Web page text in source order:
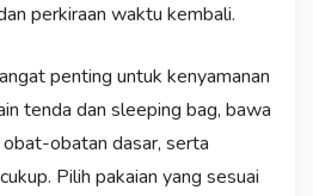
perkiraan waktu kembali.
penting untuk kenyamanan
tenda dan sleeping bag, bawa
obatan dasar, serta
Pilih pakaian yang sesuai